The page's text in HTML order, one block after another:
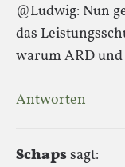
@Ludwig: Nun
das
warum ARD
Antworten
Schapssagt: